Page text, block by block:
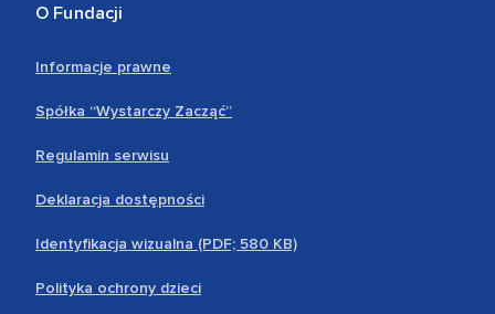
O Fundacji
Informacje prawne
Spółka “Wystarczy Zacząć”
Regulamin serwisu
Deklaracja dostępności
Identyfikacja wizualna (PDF; 580 KB)
Polityka ochrony dzieci